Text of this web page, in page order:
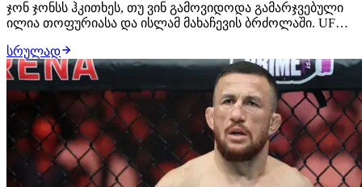
ჯონ ჯონსს ჰკითხეს, თუ ვინ გამოვიდოდა გამარჯვებული
ილია თოფურიასა და ისლამ მახაჩევის ბრძოლაში. UFC-
ქართველი მებრძოლის სასარგებლოდ და მის ძლიერ
მხარედ დგომში ჩხუბი დაასახელა. "ფსონის დადება რომ
მომიწიოს, ამას თოფურიას სასარგებლოდ გავაკეთებ…
სრულად